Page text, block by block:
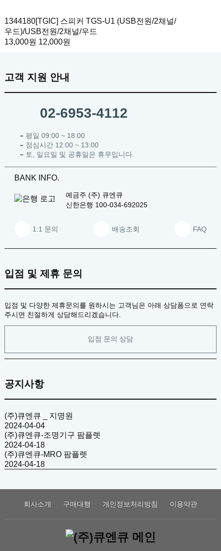
1344180[TGIC] 스피커 TGS-U1 (USB전원/2채널/
우드)/USB전원/2채널/우드
13,000원 12,000원
고객 지원 안내
02-6953-4112
평일 09:00 ~ 18:00
점심시간 12:00 ~ 13:00
토, 일요일 및 공휴일은 휴무입니다.
BANK INFO.
예금주 (주) 큐엔큐
신한은행 100-034-692025
1:1 문의 배송조회 FAQ
입점 및 제휴 문의
입점 및 다양한 제휴문의를 원하시는 고객님은 아래 상담폼으로 연락
주시면 친절하게 상담해드리겠습니다.
입점 문의 상담
공지사항
(주)큐엔큐 _ 지명원
2024-04-04
(주)큐엔큐-조명기구 팜플렛
2024-04-18
(주)큐엔큐-MRO 팜플렛
2024-04-18
회사소개 구매대행 개인정보처리방침 이용약관